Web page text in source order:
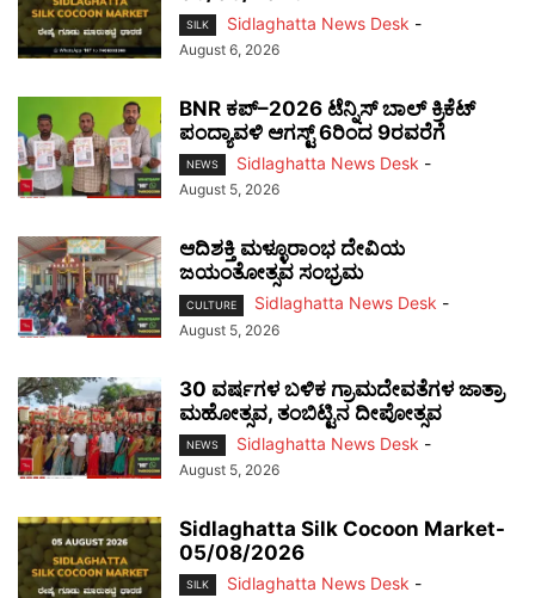
SILK Sidlaghatta News Desk -
August 6, 2026
BNR ಕಪ್–2026 ಟೆನ್ನಿಸ್ ಬಾಲ್ ಕ್ರಿಕೆಟ್
ಪಂದ್ಯಾವಳಿ ಆಗಸ್ಟ್ 6ರಿಂದ 9ರವರೆಗೆ
NEWS Sidlaghatta News Desk -
August 5, 2026
ಆದಿಶಕ್ತಿ ಮಳ್ಳೂರಾಂಭ ದೇವಿಯ
ಜಯಂತೋತ್ಸವ ಸಂಭ್ರಮ
CULTURE Sidlaghatta News Desk -
August 5, 2026
30 ವರ್ಷಗಳ ಬಳಿಕ ಗ್ರಾಮದೇವತೆಗಳ ಜಾತ್ರಾ
ಮಹೋತ್ಸವ, ತಂಬಿಟ್ಟಿನ ದೀಪೋತ್ಸವ
NEWS Sidlaghatta News Desk -
August 5, 2026
Sidlaghatta Silk Cocoon Market-
05/08/2026
SILK Sidlaghatta News Desk -